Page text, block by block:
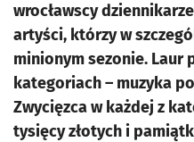
wrocławscy
artyści, którzy w
minionym sezonie. Laur
kategoriach – muzyka
Zwycięzca w każdej z
tysięcy złotych i